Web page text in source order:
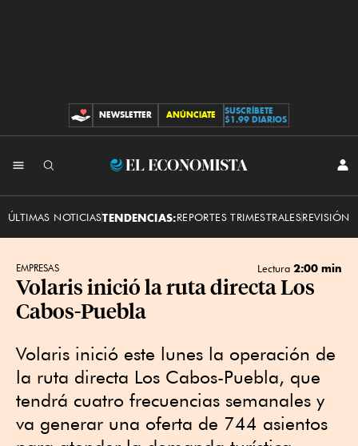
CONTRIBUCIONES
NEWSLETTER ANÚNCIATE
SUSCRÍBETE
$1.99 DIARIOS
El
ÚLTIMAS NOTICIASTENDENCIAS:REPORTES TRIMESTRALESREVISIÓN
EMPRESAS Lectura 2:00 min
Volaris inició la ruta directa Los
Cabos-Puebla
Volaris inició este lunes la operación de
la ruta directa Los Cabos-Puebla, que
tendrá cuatro frecuencias semanales y
va generar una oferta de 744 asientos